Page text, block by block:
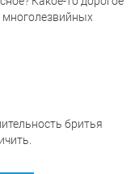
многолезвийных
бритья